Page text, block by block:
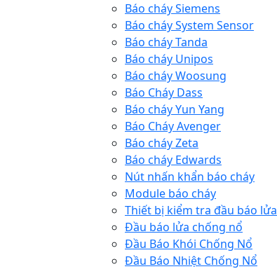
Báo cháy Siemens
Báo cháy System Sensor
Báo cháy Tanda
Báo cháy Unipos
Báo cháy Woosung
Báo Cháy Dass
Báo cháy Yun Yang
Báo Cháy Avenger
Báo cháy Zeta
Báo cháy Edwards
Nút nhấn khẩn báo cháy
Module báo cháy
Thiết bị kiểm tra đầu báo lửa
Đầu báo lửa chống nổ
Đầu Báo Khói Chống Nổ
Đầu Báo Nhiệt Chống Nổ